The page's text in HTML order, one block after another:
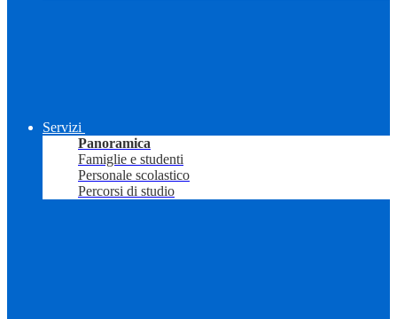
Servizi
Panoramica
Famiglie e studenti
Personale scolastico
Percorsi di studio